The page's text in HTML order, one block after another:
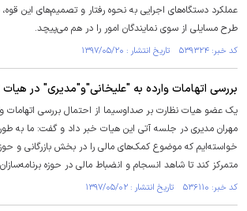
عملکرد دستگاه‌های اجرایی به نحوه رفتار و تصمیم‌های این
طرح مسایلی از سوی نمایندگان امور را در هم می‌پیچد.
کد خبر: ۵۳۹۳۲۴ تاریخ انتشار : ۱۳۹۷/۰۵/۲۰
بررسی اتهامات وارده به "علیخانی"و"مدیری" در
یک عضو هیات نظارت بر صداوسیما از احتمال بررسی اتهامات
مهران مدیری در جلسه آتی این هیات خبر داد و گفت: ما به
خواسته‌ایم که موضوع کمک‌های مالی را در بخش بازرگانی و
متمرکز کند تا شاهد انسجام و انضباط مالی در حوزه
کد خبر: ۵۳۶۱۱۰ تاریخ انتشار : ۱۳۹۷/۰۵/۰۲